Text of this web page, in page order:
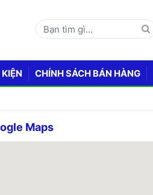
CHÍNH SÁCH BÁN HÀNG
Maps